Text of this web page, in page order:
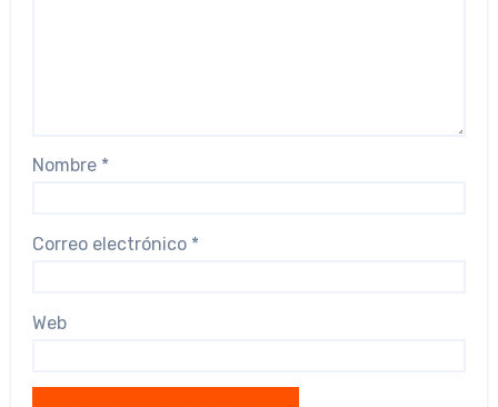
Nombre *
Correo electrónico *
Web